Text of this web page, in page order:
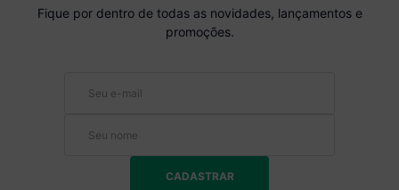
Fique por dentro de todas as novidades, lançamentos e
promoções.
CADASTRAR